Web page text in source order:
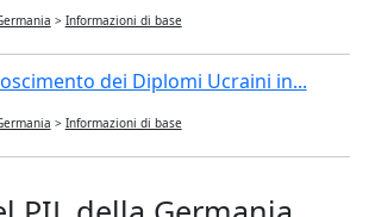
> Informazioni di base
dei Diplomi Ucraini in...
> Informazioni di base